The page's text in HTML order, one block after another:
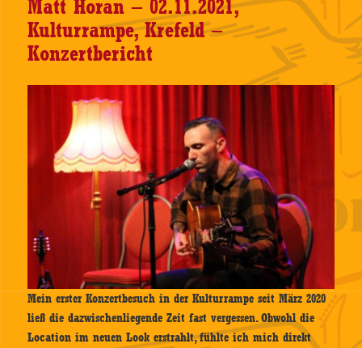
Matt Horan – 02.11.2021,
Kulturrampe, Krefeld –
Konzertbericht
Mein erster Konzertbesuch in der Kulturrampe seit März 2020
ließ die dazwischenliegende Zeit fast vergessen. Obwohl die
Location im neuen Look erstrahlt, fühlte ich mich direkt